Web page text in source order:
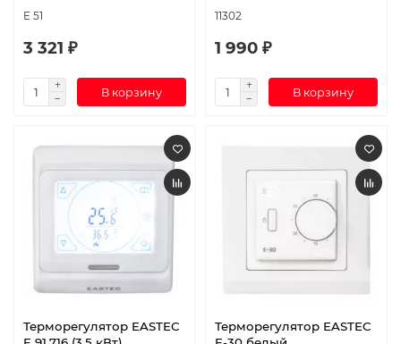
E 51
3 321 ₽
В корзину
11302
1 990 ₽
В корзину
Терморегулятор EASTEC
Терморегулятор EASTEC